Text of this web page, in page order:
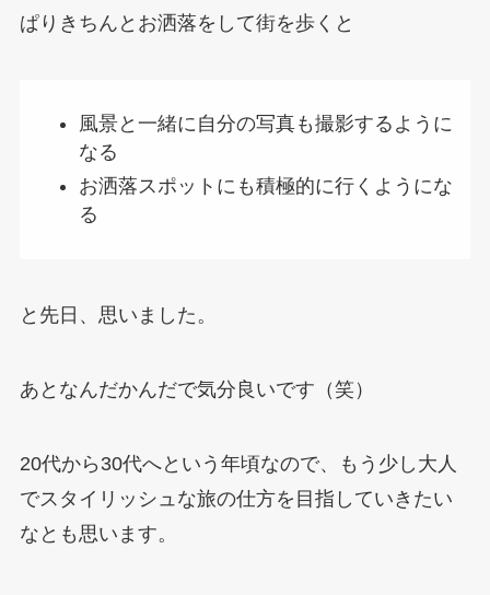
ぱりきちんとお洒落をして街を歩くと
風景と一緒に自分の写真も撮影するように
なる
お洒落スポットにも積極的に行くようにな
る
と先日、思いました。
あとなんだかんだで気分良いです（笑）
20代から30代へという年頃なので、もう少し大人
でスタイリッシュな旅の仕方を目指していきたい
なとも思います。